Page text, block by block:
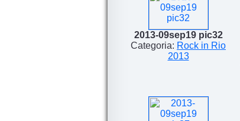
2013-09sep19 pic32
Categoria: Rock in Rio
2013